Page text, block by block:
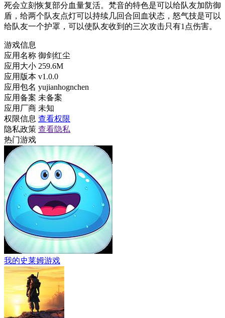
死会立刻恢复部分血量复活。梵音的特色是可以给队友加防御
盾，给两个队友点灯可以持续几回合回血状态，怒气技是可以
给队友一个护罩，可以使队友收到的三次攻击只有1点伤害。
游戏信息
应用名称 御剑红尘
应用大小 259.6M
应用版本 v1.0.0
应用包名 yujianhognchen
应用备案 未备案
应用厂商 未知
权限信息 查看权限
隐私政策 查看隐私
热门游戏
我的史莱姆游戏